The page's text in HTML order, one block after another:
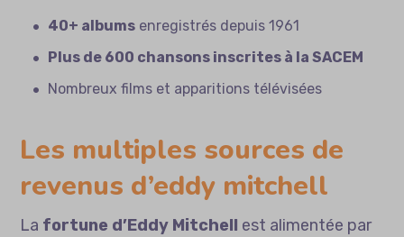
40+ albums enregistrés depuis 1961
Plus de 600 chansons inscrites à la SACEM
Nombreux films et apparitions télévisées
Les multiples sources de
revenus d’eddy mitchell
La fortune d’Eddy Mitchell est alimentée par